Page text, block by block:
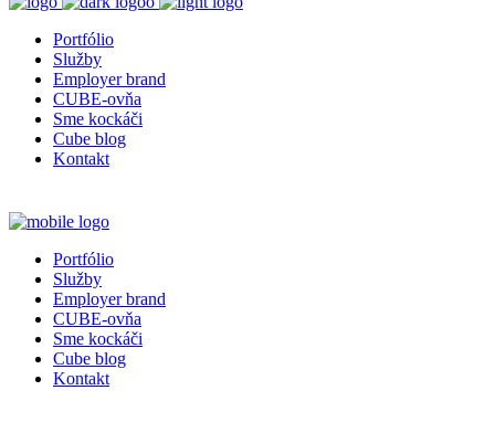
Portfólio
Služby
Employer brand
CUBE-ovňa
Sme kockáči
Cube blog
Kontakt
Portfólio
Služby
Employer brand
CUBE-ovňa
Sme kockáči
Cube blog
Kontakt